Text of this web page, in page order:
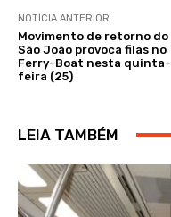
NOTÍCIA ANTERIOR
Movimento de retorno do
São João provoca filas no
Ferry-Boat nesta quinta-
feira (25)
LEIA TAMBÉM